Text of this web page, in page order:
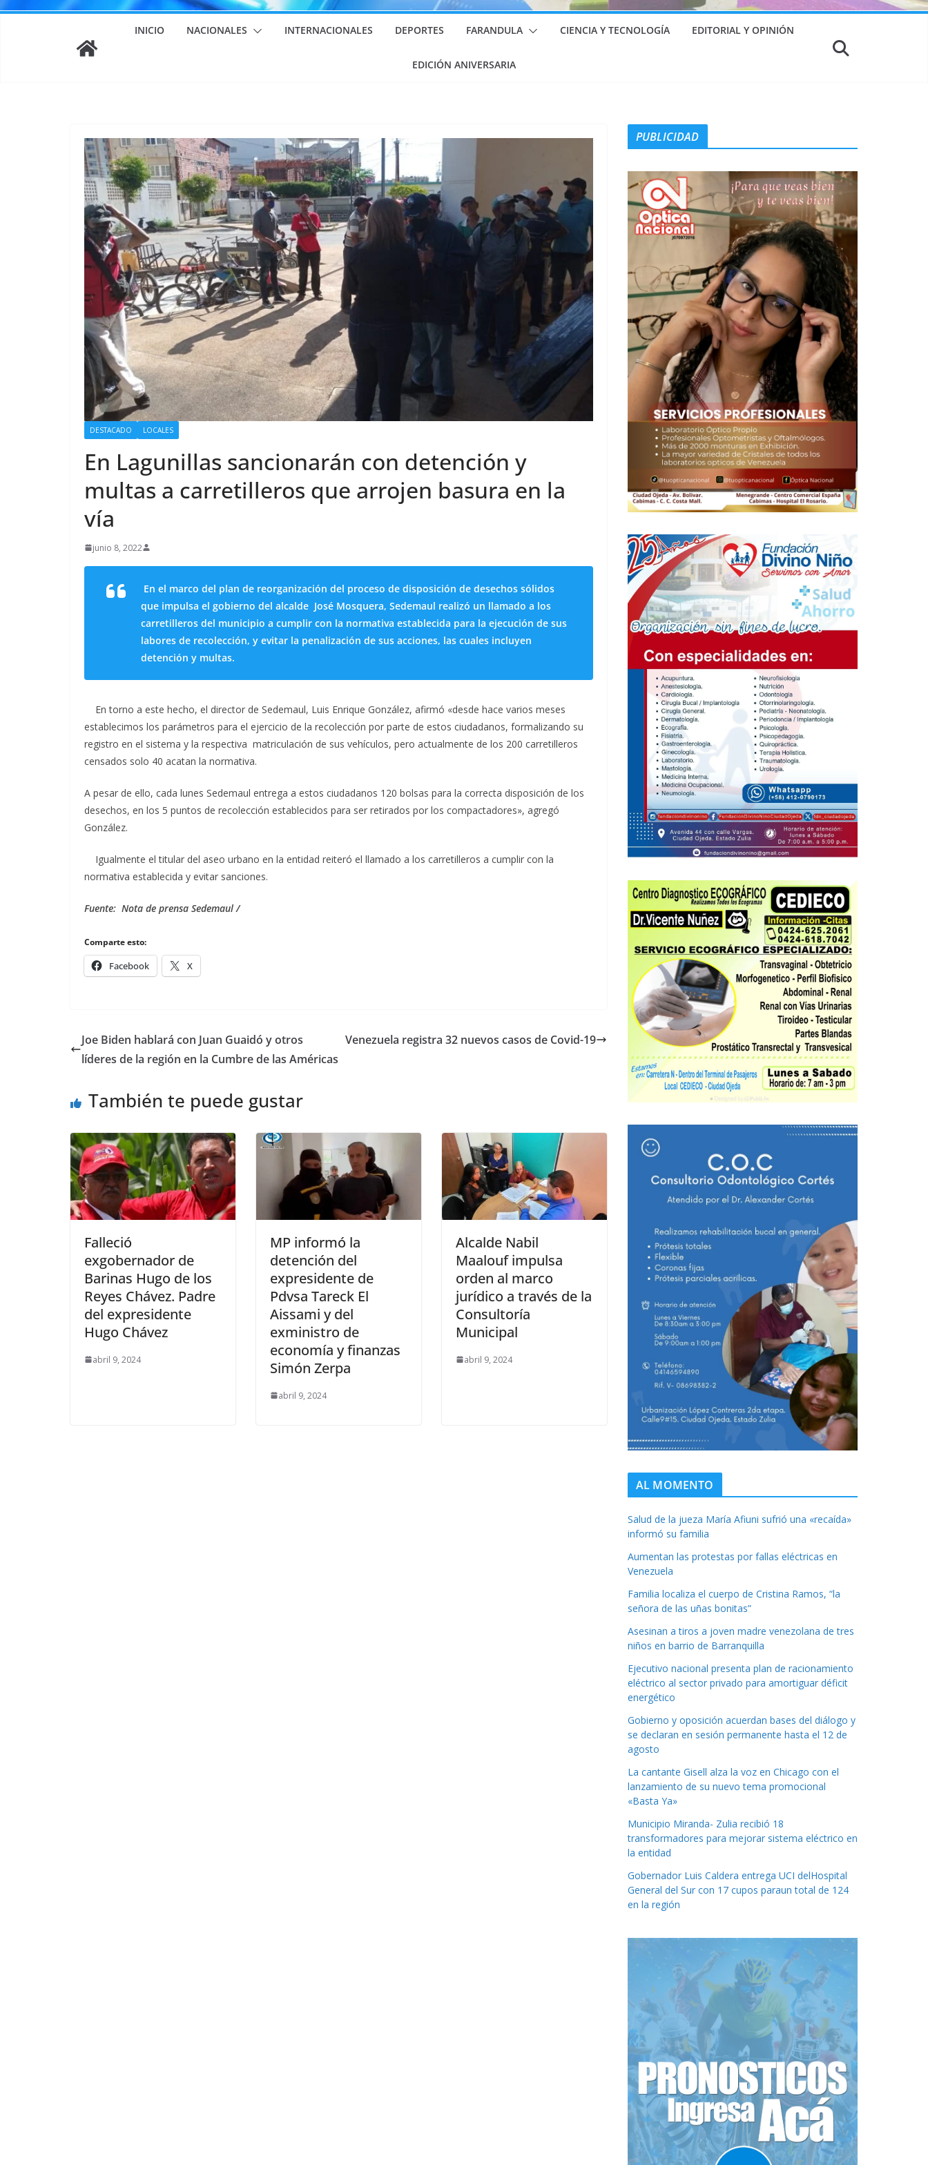
INICIO NACIONALES INTERNACIONALES DEPORTES FARANDULA CIENCIA Y TECNOLOGÍA EDITORIAL Y OPINIÓN
EDICIÓN ANIVERSARIA
DESTACADO LOCALES
En Lagunillas sancionarán con detención y
multas a carretilleros que arrojen basura en la
vía
junio 8, 2022
En el marco del plan de reorganización del proceso de disposición de desechos sólidos
que impulsa el gobierno del alcalde José Mosquera, Sedemaul realizó un llamado a los
carretilleros del municipio a cumplir con la normativa establecida para la ejecución de sus
labores de recolección, y evitar la penalización de sus acciones, las cuales incluyen
detención y multas.
En torno a este hecho, el director de Sedemaul, Luis Enrique González, afirmó «desde hace varios meses
establecimos los parámetros para el ejercicio de la recolección por parte de estos ciudadanos, formalizando su
registro en el sistema y la respectiva matriculación de sus vehículos, pero actualmente de los 200 carretilleros
censados solo 40 acatan la normativa.
A pesar de ello, cada lunes Sedemaul entrega a estos ciudadanos 120 bolsas para la correcta disposición de los
desechos, en los 5 puntos de recolección establecidos para ser retirados por los compactadores», agregó
González.
Igualmente el titular del aseo urbano en la entidad reiteró el llamado a los carretilleros a cumplir con la
normativa establecida y evitar sanciones.
Fuente: Nota de prensa Sedemaul /
Comparte esto:
Facebook X
Joe Biden hablará con Juan Guaidó y otros
líderes de la región en la Cumbre de las Américas
Venezuela registra 32 nuevos casos de Covid-19
También te puede gustar
Falleció
exgobernador de
Barinas Hugo de los
Reyes Chávez. Padre
del expresidente
Hugo Chávez
abril 9, 2024
MP informó la
detención del
expresidente de
Pdvsa Tareck El
Aissami y del
exministro de
economía y finanzas
Simón Zerpa
abril 9, 2024
Alcalde Nabil
Maalouf impulsa
orden al marco
jurídico a través de la
Consultoría
Municipal
abril 9, 2024
PUBLICIDAD
AL MOMENTO
Salud de la jueza María Afiuni sufrió una «recaída»
informó su familia
Aumentan las protestas por fallas eléctricas en
Venezuela
Familia localiza el cuerpo de Cristina Ramos, “la
señora de las uñas bonitas”
Asesinan a tiros a joven madre venezolana de tres
niños en barrio de Barranquilla
Ejecutivo nacional presenta plan de racionamiento
eléctrico al sector privado para amortiguar déficit
energético
Gobierno y oposición acuerdan bases del diálogo y
se declaran en sesión permanente hasta el 12 de
agosto
La cantante Gisell alza la voz en Chicago con el
lanzamiento de su nuevo tema promocional
«Basta Ya»
Municipio Miranda- Zulia recibió 18
transformadores para mejorar sistema eléctrico en
la entidad
Gobernador Luis Caldera entrega UCI delHospital
General del Sur con 17 cupos paraun total de 124
en la región